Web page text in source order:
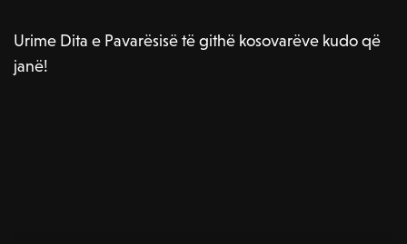
Urime Dita e Pavarësisë të githë kosovarëve kudo që
janë!